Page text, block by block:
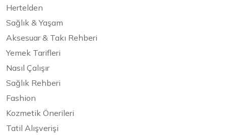
Hertelden
Sağlık & Yaşam
Aksesuar & Takı Rehberi
Yemek Tarifleri
Nasıl Çalışır
Sağlık Rehberi
Fashion
Kozmetik Önerileri
Tatil Alışverişi